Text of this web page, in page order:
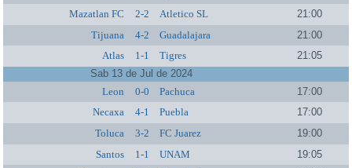
Mazatlan FC
2-2 Atletico SL
21:00
Tijuana
4-2 Guadalajara
21:00
Atlas
1-1 Tigres
21:05
Sab 13 de Jul de 2024
Leon
0-0 Pachuca
17:00
Necaxa
4-1 Puebla
17:00
Toluca
3-2 FC Juarez
19:00
Santos
1-1 UNAM
19:05